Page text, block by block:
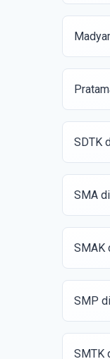
SDTK
SMA
SMAK
SMP
SMTK